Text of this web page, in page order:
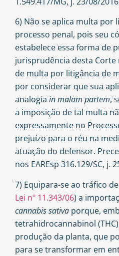
6) Não se aplica multa por
processo penal, pois seu
estabelece essa forma de
jurisprudência desta
de multa por litigância de
por considerar que sua
analogia in malam partem,
a imposição de tal multa
expressamente no
prejuízo para o réu na
atuação do defensor.
nos EAREsp 316.129/SC, j.
7) Equipara-se ao tráfico
Lei nº 11.343/06) a
cannabis sativa porque,
tetrahidrocannabinol
produção da planta, que
para se transformar em